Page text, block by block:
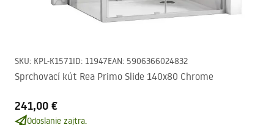
SKU: KPL-K1571ID: 11947EAN: 5906366024832
Sprchovací kút Rea Primo Slide 140x80 Chrome
241,00 €
Odoslanie zajtra.